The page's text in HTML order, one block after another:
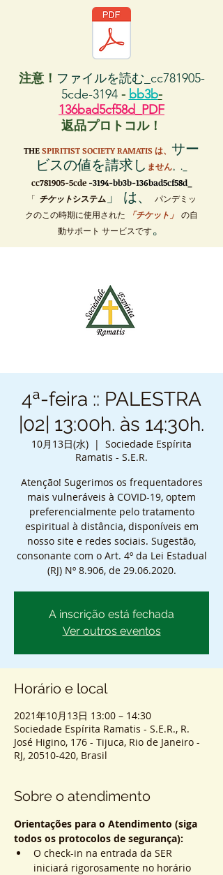
注意！ ファイルを読む_cc781905-
5cde-3194 - bb3b-
136bad5cf58d_PDF
返品プロトコル！
THESPIRITIST SOCIETY RAMATIS は、 サー
ビスの値を請求し ません。._
cc781905-5cde -3194-bb3b-136bad5cf58d_
「 チケットシステム」 は、
パンデミッ
クのこの時期に使用された 「チケット」
の自
動サポート サービスです。
4ª-feira :: PALESTRA
|02| 13:00h. às 14:30h.
10月13日(水)
  |
Sociedade Espírita
Ramatis - S.E.R.
Atenção! Sugerimos os frequentadores
mais vulneráveis à COVID-19, optem
preferencialmente pelo tratamento
espiritual à distância, disponíveis em
nosso site e redes sociais. Sugestão,
consonante com o Art. 4º da Lei Estadual
(RJ) Nº 8.906, de 29.06.2020.
A inscrição está fechada
Ver outros eventos
Horário e local
2021年10月13日 13:00 – 14:30
Sociedade Espírita Ramatis - S.E.R., R.
José Higino, 176 - Tijuca, Rio de Janeiro -
RJ, 20510-420, Brasil
Sobre o atendimento
Orientações para o Atendimento (siga
todos os protocolos de segurança):
O check-in na entrada da SER
iniciará rigorosamente no horário